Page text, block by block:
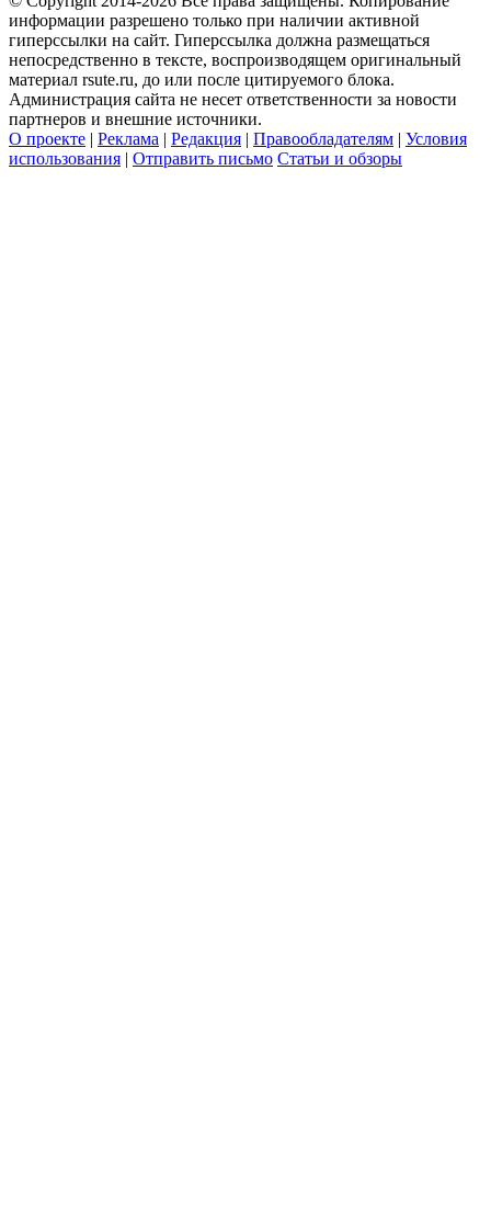
информации разрешено только при наличии активной
гиперссылки на сайт. Гиперссылка должна размещаться
непосредственно в тексте, воспроизводящем оригинальный
материал rsute.ru, до или после цитируемого блока.
Администрация сайта не несет ответственности за новости
партнеров и внешние источники.
О проекте | Реклама | Редакция | Правообладателям | Условия
использования | Отправить письмо Статьи и обзоры